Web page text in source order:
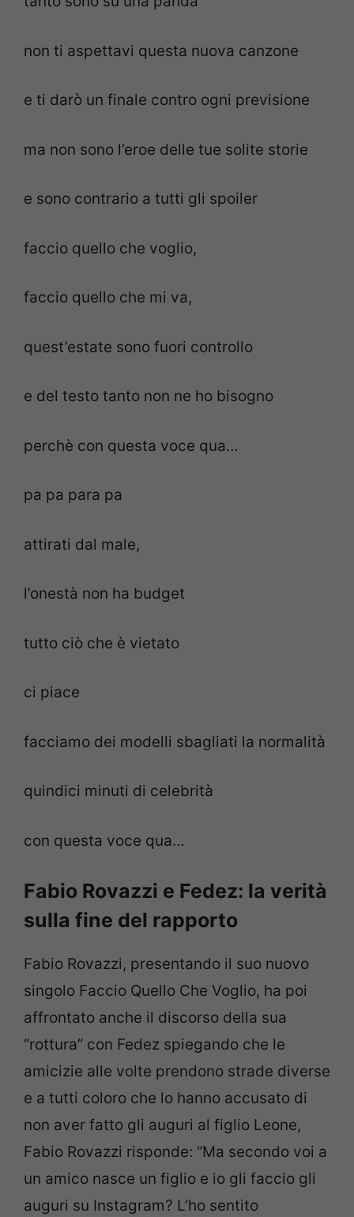
non ti aspettavi questa nuova canzone
e ti darò un finale contro ogni previsione
ma non sono l’eroe delle tue solite storie
e sono contrario a tutti gli spoiler
faccio quello che voglio,
faccio quello che mi va,
quest’estate sono fuori controllo
e del testo tanto non ne ho bisogno
perchè con questa voce qua…
pa pa para pa
attirati dal male,
l’onestà non ha budget
tutto ciò che è vietato
ci piace
facciamo dei modelli sbagliati la normalità
quindici minuti di celebrità
con questa voce qua…
Fabio Rovazzi e Fedez: la verità
sulla fine del rapporto
Fabio Rovazzi, presentando il suo nuovo
singolo Faccio Quello Che Voglio, ha poi
affrontato anche il discorso della sua
“rottura” con Fedez spiegando che le
amicizie alle volte prendono strade diverse
e a tutti coloro che lo hanno accusato di
non aver fatto gli auguri al figlio Leone,
Fabio Rovazzi risponde: “Ma secondo voi a
un amico nasce un figlio e io gli faccio gli
auguri su Instagram? L’ho sentito